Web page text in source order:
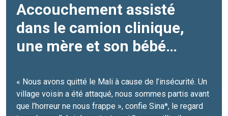
Accouchement assisté
dans le camion clinique,
une mère et son bébé
« Nous avons quitté le Mali à cause de l’insécurité. Un
village voisin a été attaqué, nous sommes partis avant
que l’horreur ne nous frappe », confie Sina*, le regard